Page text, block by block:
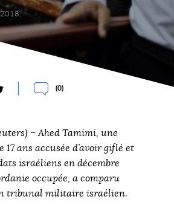
(0)
– Ahed Tamimi, une
ans accusée d’avoir giflé et
israéliens en décembre
occupée, a comparu
tribunal militaire israélien.